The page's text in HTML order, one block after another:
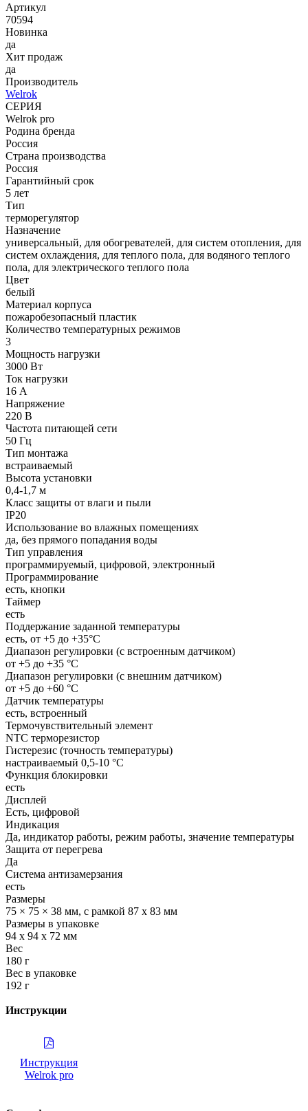
Артикул
70594
Новинка
да
Хит продаж
да
Производитель
Welrok
СЕРИЯ
Welrok pro
Родина бренда
Россия
Страна производства
Россия
Гарантийный срок
5 лет
Тип
терморегулятор
Назначение
универсальный, для обогревателей, для систем отопления, для
систем охлаждения, для теплого пола, для водяного теплого
пола, для электрического теплого пола
Цвет
белый
Материал корпуса
пожаробезопасный пластик
Количество температурных режимов
3
Мощность нагрузки
3000 Вт
Ток нагрузки
16 А
Напряжение
220 В
Частота питающей сети
50 Гц
Тип монтажа
встраиваемый
Высота установки
0,4-1,7 м
Класс защиты от влаги и пыли
IP20
Использование во влажных помещениях
да, без прямого попадания воды
Тип управления
программируемый, цифровой, электронный
Программирование
есть, кнопки
Таймер
есть
Поддержание заданной температуры
есть, от +5 до +35°С
Диапазон регулировки (с встроенным датчиком)
от +5 до +35 °С
Диапазон регулировки (с внешним датчиком)
от +5 до +60 °С
Датчик температуры
есть, встроенный
Термочувствительный элемент
NTC терморезистор
Гистерезис (точность температуры)
настраиваемый 0,5-10 °С
Функция блокировки
есть
Дисплей
Есть, цифровой
Индикация
Да, индикатор работы, режим работы, значение температуры
Защита от перегрева
Да
Система антизамерзания
есть
Размеры
75 × 75 × 38 мм, с рамкой 87 х 83 мм
Размеры в упаковке
94 х 94 х 72 мм
Вес
180 г
Вес в упаковке
192 г
Инструкции
Инструкция
Welrok pro